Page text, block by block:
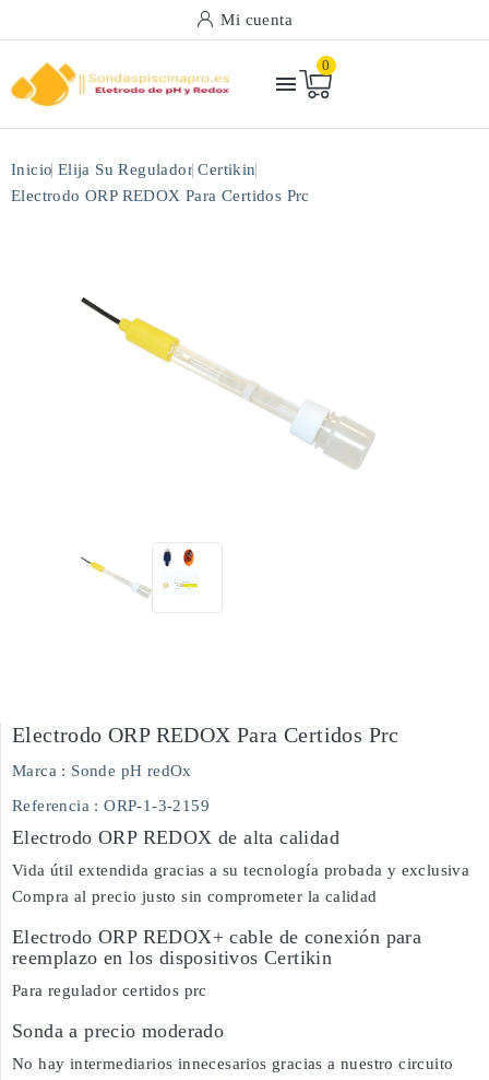
Mi cuenta

0
Inicio Elija Su Regulador Certikin
Electrodo ORP REDOX Para Certidos Prc
Electrodo ORP REDOX Para Certidos Prc
Marca : Sonde pH redOx
Referencia : ORP-1-3-2159
Electrodo ORP REDOX de alta calidad
Vida útil extendida gracias a su tecnología probada y exclusiva
Compra al precio justo sin comprometer la calidad
Electrodo ORP REDOX+ cable de conexión para
reemplazo en los dispositivos Certikin
Para regulador certidos prc
Sonda a precio moderado
No hay intermediarios innecesarios gracias a nuestro circuito